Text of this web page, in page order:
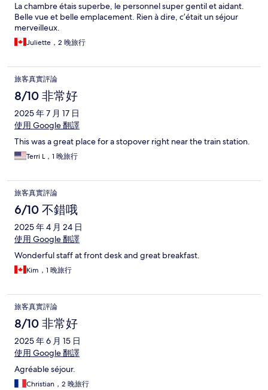
La chambre étais superbe, le personnel super gentil et aidant.
Belle vue et belle emplacement. Rien à dire, c’était un séjour
merveilleux.
Juliette，2 晚旅行
旅客真實評論
8/10 非常好
2025 年 7 月 17 日
使用 Google 翻譯
This was a great place for a stopover right near the train station.
Terri L，1 晚旅行
旅客真實評論
6/10 不錯哦
2025 年 4 月 24 日
使用 Google 翻譯
Wonderful staff at front desk and great breakfast.
Kim，1 晚旅行
旅客真實評論
8/10 非常好
2025 年 6 月 15 日
使用 Google 翻譯
Agréable séjour.
Christian，2 晚旅行